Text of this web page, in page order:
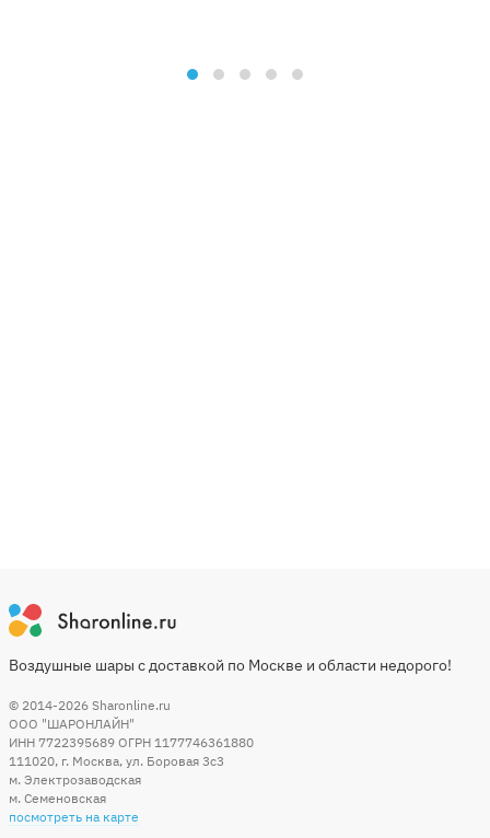
Воздушные шары с доставкой по Москве и области недорого!
© 2014-2026 Sharonline.ru
ООО "ШАРОНЛАЙН"
ИНН 7722395689 ОГРН 1177746361880
111020, г. Москва, ул. Боровая 3c3
м. Электрозаводская
м. Семеновская
посмотреть на карте